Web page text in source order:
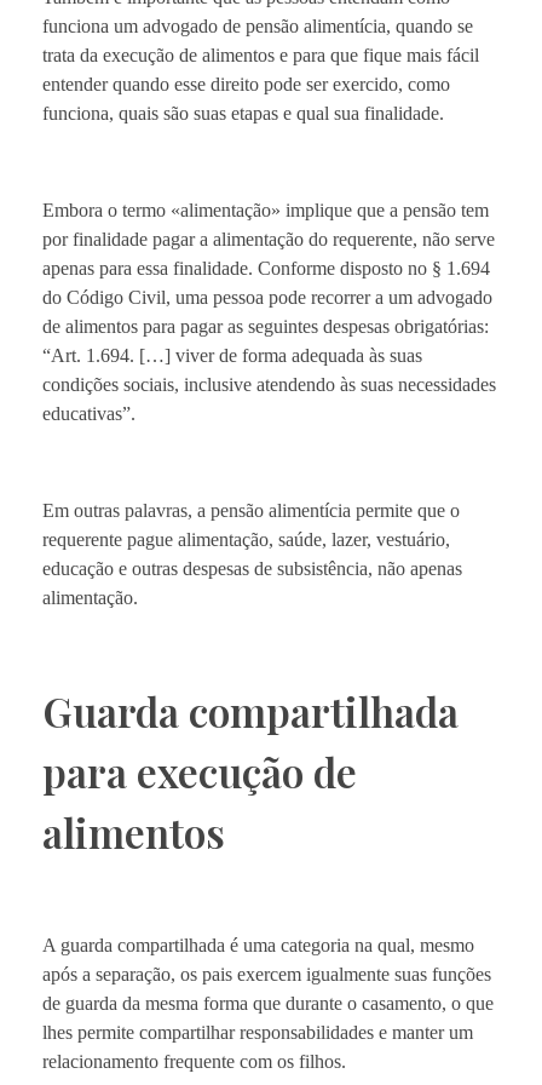
funciona um advogado de pensão alimentícia, quando se
trata da execução de alimentos e para que fique mais fácil
entender quando esse direito pode ser exercido, como
funciona, quais são suas etapas e qual sua finalidade.
Embora o termo «alimentação» implique que a pensão tem
por finalidade pagar a alimentação do requerente, não serve
apenas para essa finalidade. Conforme disposto no § 1.694
do Código Civil, uma pessoa pode recorrer a um advogado
de alimentos para pagar as seguintes despesas obrigatórias:
“Art. 1.694. […] viver de forma adequada às suas
condições sociais, inclusive atendendo às suas necessidades
educativas”.
Em outras palavras, a pensão alimentícia permite que o
requerente pague alimentação, saúde, lazer, vestuário,
educação e outras despesas de subsistência, não apenas
alimentação.
Guarda compartilhada
para execução de
alimentos
A guarda compartilhada é uma categoria na qual, mesmo
após a separação, os pais exercem igualmente suas funções
de guarda da mesma forma que durante o casamento, o que
lhes permite compartilhar responsabilidades e manter um
relacionamento frequente com os filhos.